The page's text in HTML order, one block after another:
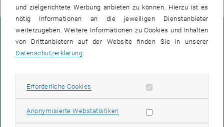
IMPRESSUM
und zielgerichtete Werbung anbieten zu können. Hierzu ist es
nötig Informationen an die jeweiligen Dienstanbieter
weiterzugeben. Weitere Informationen zu Cookies und Inhalten
von Drittanbietern auf der Website finden Sie in unserer
Datenschutzerklärung.
Erforderliche Cookies Erforderliche Cookies zulassen
Anonymisierte WebstatistikenStatistik Cookies zulassen